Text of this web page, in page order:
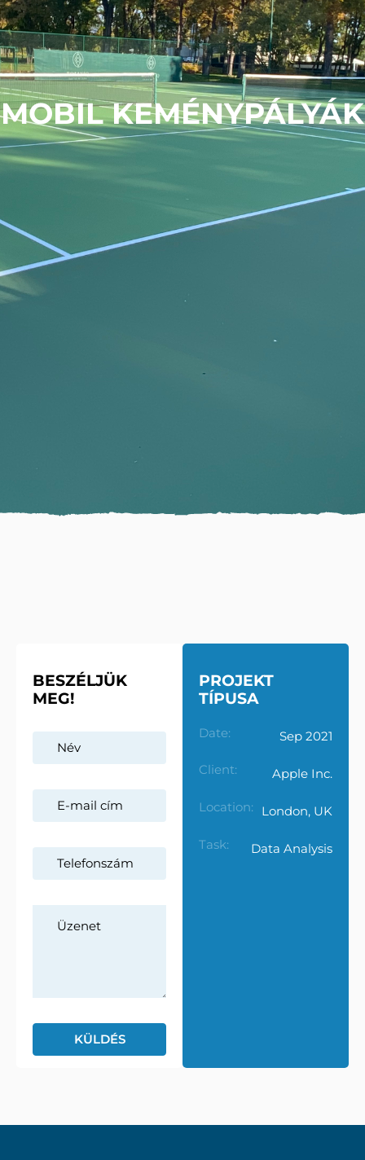
MOBIL KEMÉNYPÁLYÁK
BESZÉLJÜK
MEG!
PROJEKT
TÍPUSA
Date: Sep 2021
Client: Apple Inc.
Location: London, UK
Task: Data Analysis